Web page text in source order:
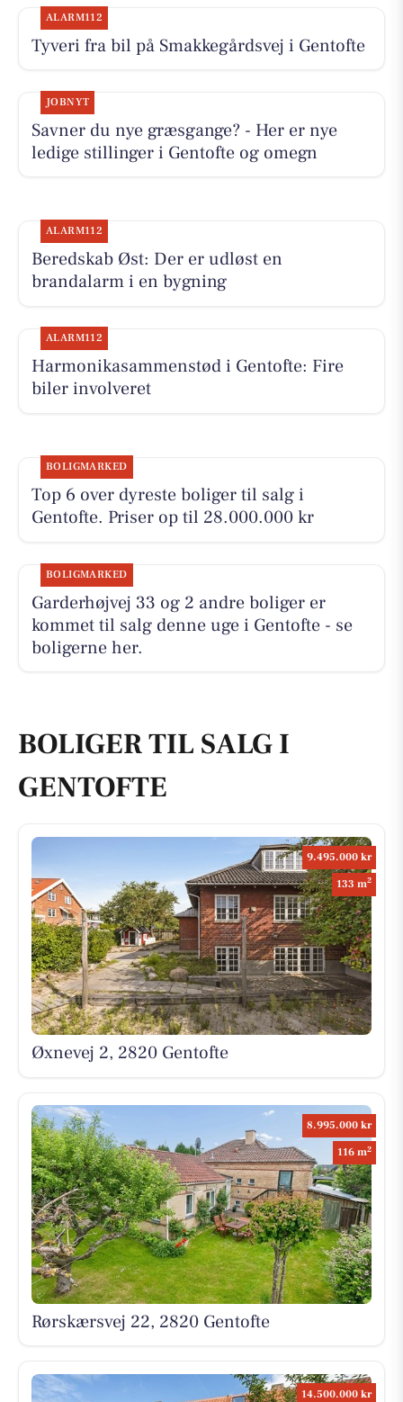
ALARM112
Tyveri fra bil på Smakkegårdsvej i Gentofte
JOBNYT
Savner du nye græsgange? - Her er nye
ledige stillinger i Gentofte og omegn
ALARM112
Beredskab Øst: Der er udløst en
brandalarm i en bygning
ALARM112
Harmonikasammenstød i Gentofte: Fire
biler involveret
BOLIGMARKED
Top 6 over dyreste boliger til salg i
Gentofte. Priser op til 28.000.000 kr
BOLIGMARKED
Garderhøjvej 33 og 2 andre boliger er
kommet til salg denne uge i Gentofte - se
boligerne her.
BOLIGER TIL SALG I
GENTOFTE
9.495.000 kr
133 m2
Øxnevej 2, 2820 Gentofte
8.995.000 kr
116 m2
Rørskærsvej 22, 2820 Gentofte
14.500.000 kr